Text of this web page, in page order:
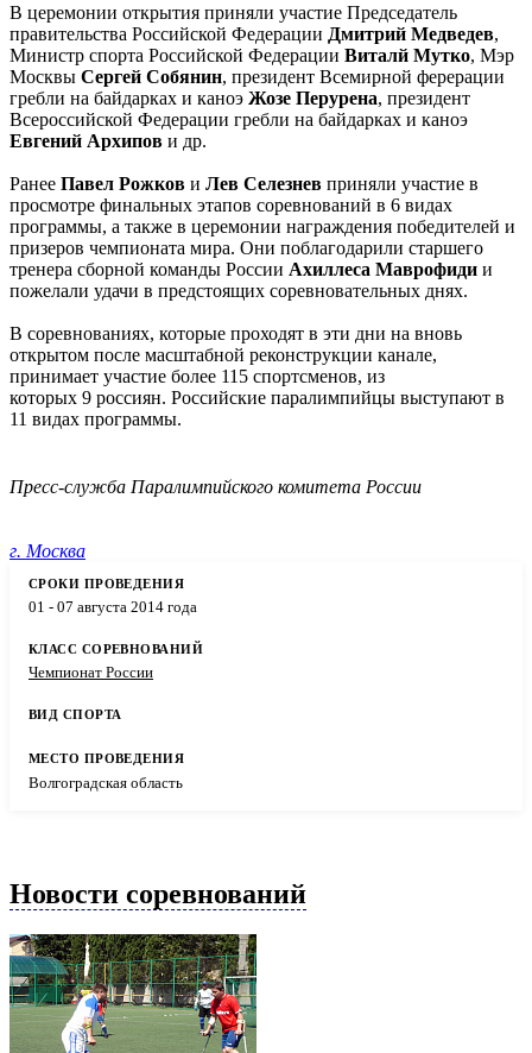
В церемонии открытия приняли участие Председатель
правительства Российской Федерации Дмитрий Медведев,
Министр спорта Российской Федерации Виталй Мутко, Мэр
Москвы Сергей Собянин, президент Всемирной ферерации
гребли на байдарках и каноэ Жозе Перурена, президент
Всероссийской Федерации гребли на байдарках и каноэ
Евгений Архипов и др.
Ранее Павел Рожков и Лев Селезнев приняли участие в
просмотре финальных этапов соревнований в 6 видах
программы, а также в церемонии награждения победителей и
призеров чемпионата мира. Они поблагодарили старшего
тренера сборной команды России Ахиллеса Маврофиди и
пожелали удачи в предстоящих соревновательных днях.
В соревнованиях, которые проходят в эти дни на вновь
открытом после масштабной реконструкции канале,
принимает участие более 115 спортсменов, из
которых 9 россиян. Российские паралимпийцы выступают в
11 видах программы.
Пресс-служба Паралимпийского комитета России
г. Москва
01 - 07 августа 2014 года
Чемпионат России
Волгоградская область
Новости соревнований